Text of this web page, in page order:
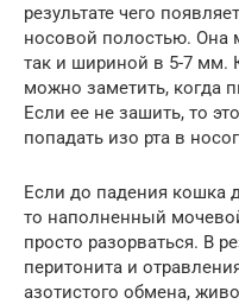
результате чего
носовой полостью. Она
так и шириной в 5-7 мм.
можно заметить, когда
Если ее не зашить, то
попадать изо рта в
Если до падения кошка
то наполненный
просто разорваться. В
перитонита и
азотистого обмена,